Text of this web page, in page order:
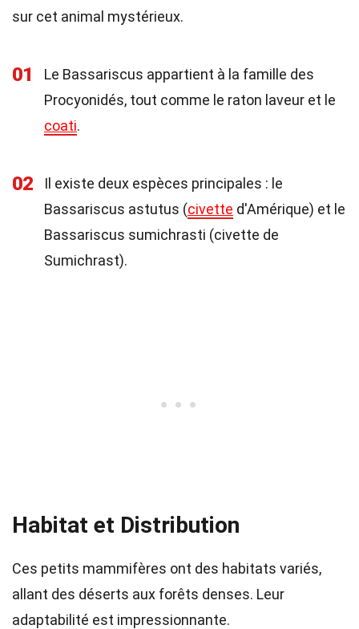
sur cet animal mystérieux.
01
Le Bassariscus appartient à la famille des
Procyonidés, tout comme le raton laveur et le
coati.
02
Il existe deux espèces principales : le
Bassariscus astutus (civette d'Amérique) et le
Bassariscus sumichrasti (civette de
Sumichrast).
Habitat et Distribution
Ces petits mammifères ont des habitats variés,
allant des déserts aux forêts denses. Leur
adaptabilité est impressionnante.